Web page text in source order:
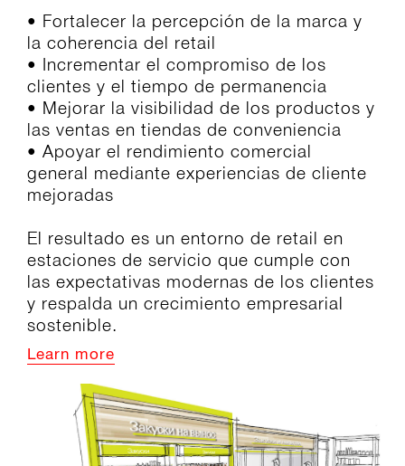
• Fortalecer la percepción de la marca y
la coherencia del retail
• Incrementar el compromiso de los
clientes y el tiempo de permanencia
• Mejorar la visibilidad de los productos y
las ventas en tiendas de conveniencia
• Apoyar el rendimiento comercial
general mediante experiencias de cliente
mejoradas
El resultado es un entorno de retail en
estaciones de servicio que cumple con
las expectativas modernas de los clientes
y respalda un crecimiento empresarial
sostenible.
Learn more